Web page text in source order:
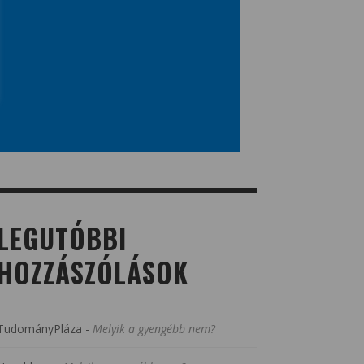
- Melyik a gyengébb nem?